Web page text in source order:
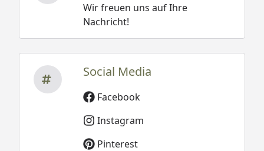
Wir freuen uns auf Ihre
Nachricht!
Social Media
Facebook
Instagram
Pinterest